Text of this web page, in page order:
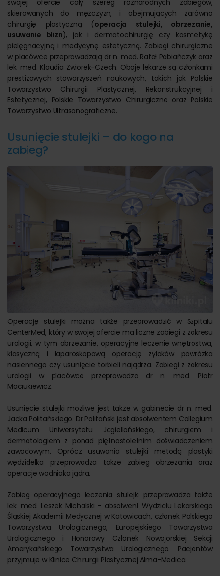
swojej ofercie cały szereg różnorodnych zabiegów,
skierowanych do mężczyzn, i obejmujących zarówno
chirurgię plastyczną (operacja stulejki, obrzezanie,
usuwanie blizn), jak i dermatochirurgię czy kosmetykę
pielęgnacyjną i medycynę estetyczną. Zabiegi chirurgiczne
w placówce przeprowadzają dr n. med. Rafał Pabiańczyk oraz
lek. med. Klaudia Zwiorek-Czech. Oboje lekarze są członkami
prestiżowych stowarzyszeń naukowych, takich jak Polskie
Towarzystwo Chirurgii Plastycznej, Rekonstrukcyjnej i
Estetycznej, Polskie Towarzystwo Chirurgiczne oraz Polskie
Towarzystwo Ultrasonograficzne.
Usunięcie stulejki – do kogo na
zabieg?
Operację stulejki można także przeprowadzić w Szpitalu
CenterMed, który w swojej ofercie ma liczne zabiegi z zakresu
urologii, w tym obrzezanie, operacyjne leczenie wnętrostwa,
klasyczną i laparoskopową operację żylaków powrózka
nasiennego czy usunięcie torbieli najądrza. Zabiegi z zakresu
urologii w placówce przeprowadza dr n. med. Piotr
Maciukiewicz.
Usunięcie stulejki możliwe jest także w gabinecie dr n. med.
Jacka Politańskiego. Dr Politański jest absolwentem Collegium
Medicum Uniwersytetu Jagiellońskiego, chirurgiem i
dermatologiem z ponad piętnastoletnim doświadczeniem
zawodowym. Oprócz usuwania stulejki metodą plastyki
wędzidełka przeprowadza także zabieg obrzezania oraz
operacje wodniaka jądra.
Zabieg operacyjnego leczenia stulejki przeprowadza także
lek. med. Leszek Michalski – absolwent Wydziału Lekarskiego
Śląskiej Akademii Medycznej w Katowicach, członek Polskiego
Towarzystwa Urologicznego, Europejskiego Towarzystwa
Urologicznego i Honorowy Członek Nowojorskiej Sekcji
Amerykańskiego Towarzystwa Urologicznego. Pacjentów
przyjmuje w Klinice Chirurgii Plastycznej Alma-Medica.